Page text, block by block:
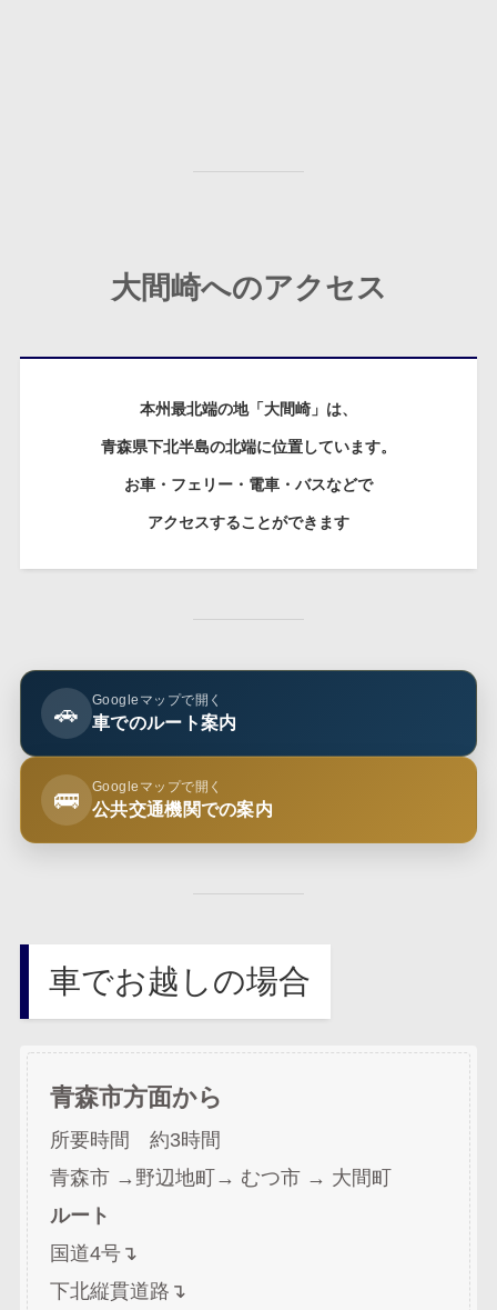
大間崎へのアクセス
本州最北端の地「大間崎」は、
青森県下北半島の北端に位置しています。
お車・フェリー・電車・バスなどで
アクセスすることができます
🚗 Googleマップで開く
車でのルート案内
🚌 Googleマップで開く
公共交通機関での案内
車でお越しの場合
青森市方面から
所要時間 約3時間
青森市 →野辺地町→ むつ市 → 大間町
ルート
国道4号↴
下北縦貫道路↴